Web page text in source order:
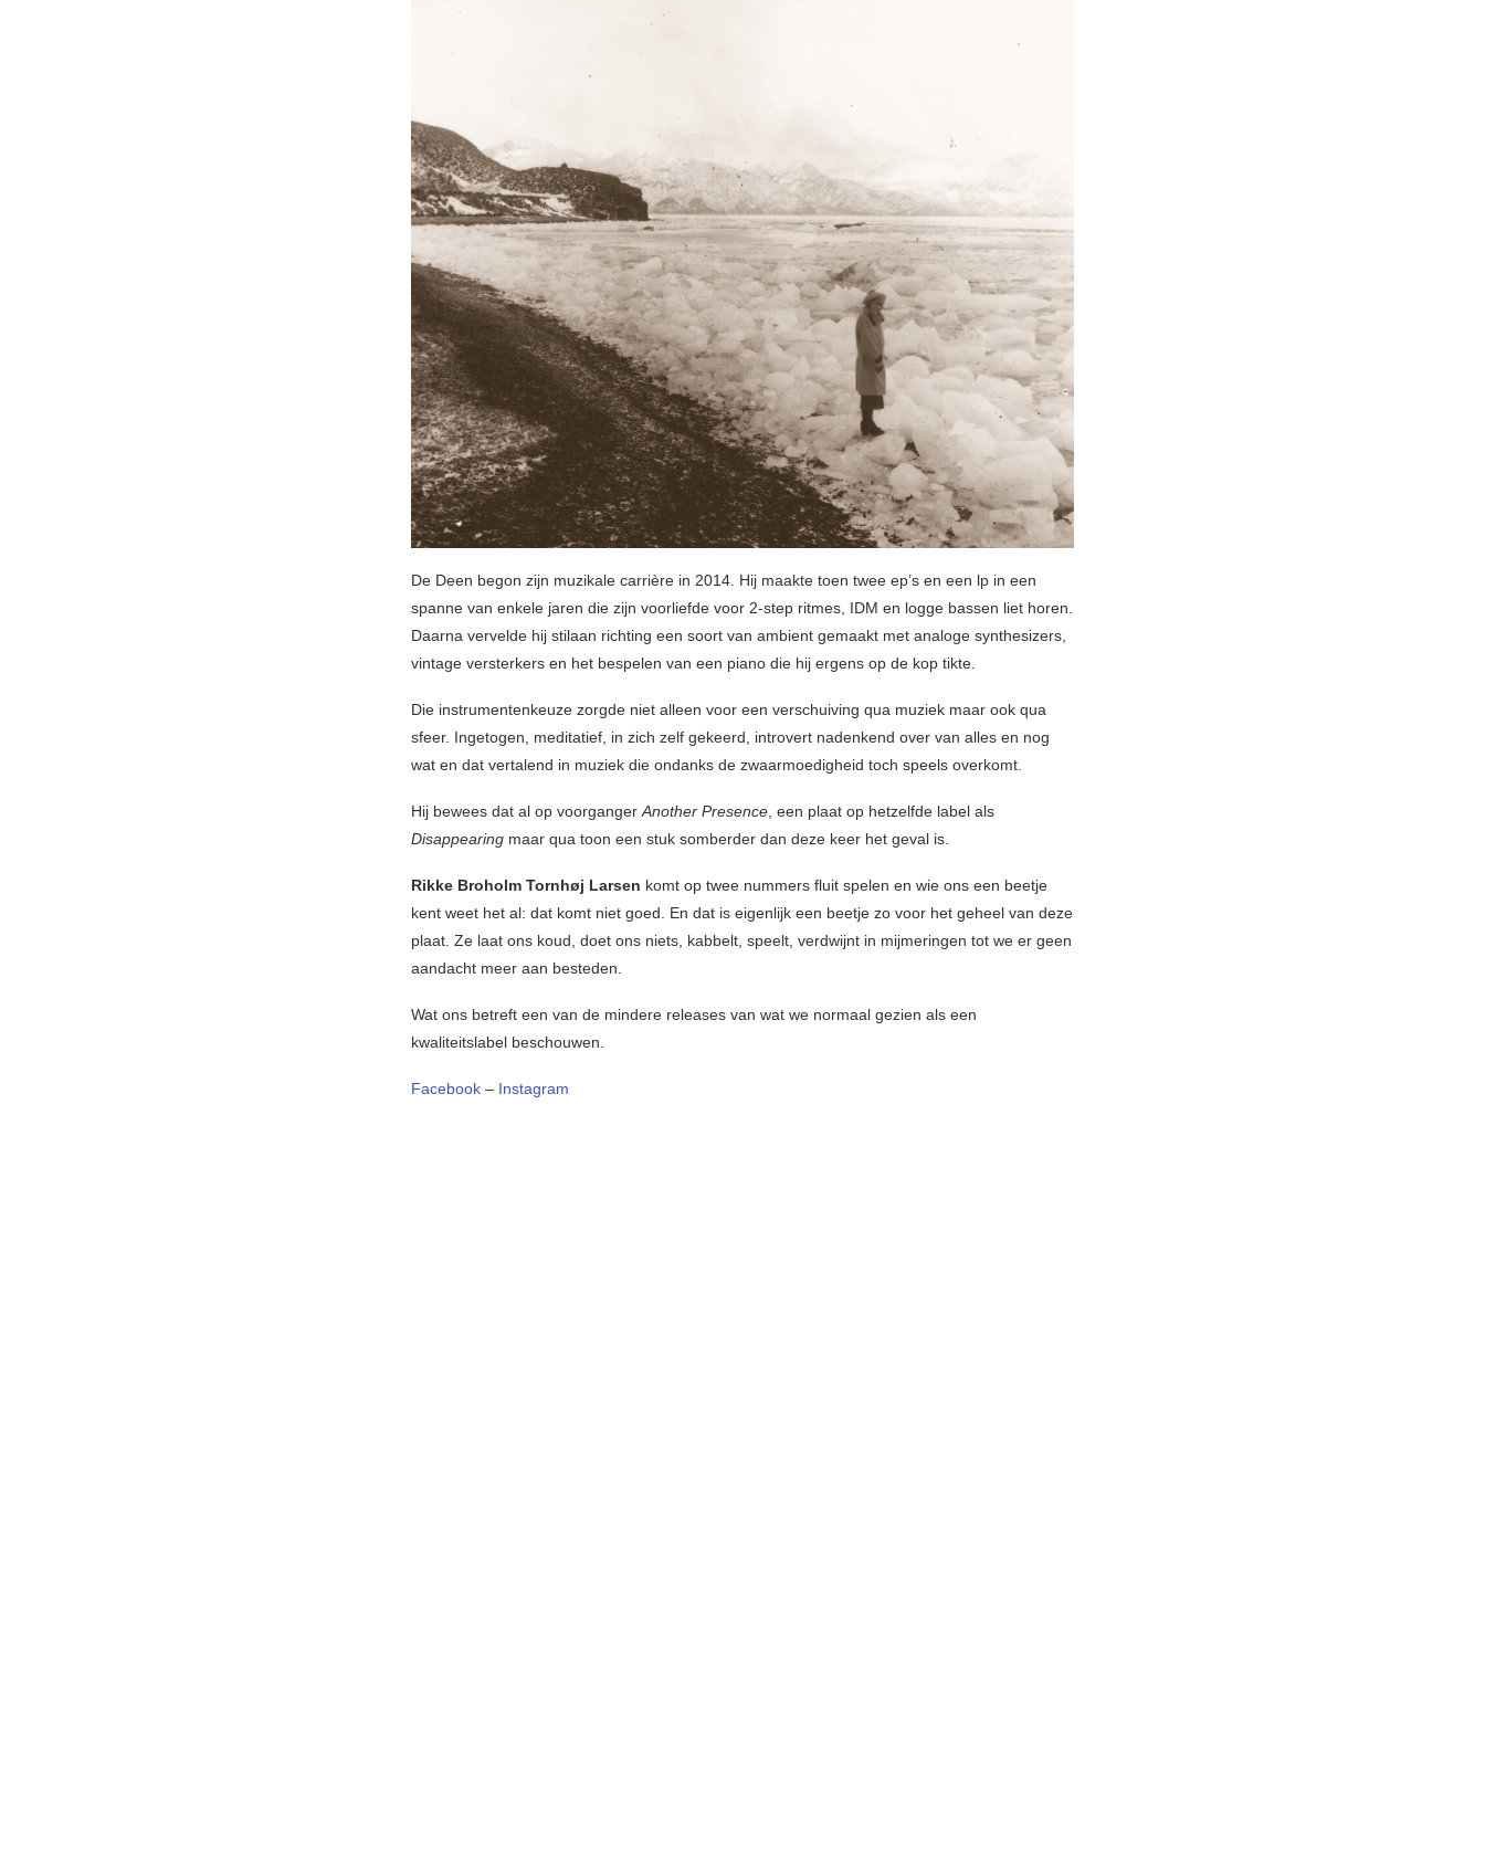
De Deen begon zijn muzikale carrière in 2014. Hij maakte toen twee ep’s en een lp in een
spanne van enkele jaren die zijn voorliefde voor 2-step ritmes, IDM en logge bassen liet horen.
Daarna vervelde hij stilaan richting een soort van ambient gemaakt met analoge synthesizers,
vintage versterkers en het bespelen van een piano die hij ergens op de kop tikte.
Die instrumentenkeuze zorgde niet alleen voor een verschuiving qua muziek maar ook qua
sfeer. Ingetogen, meditatief, in zich zelf gekeerd, introvert nadenkend over van alles en nog
wat en dat vertalend in muziek die ondanks de zwaarmoedigheid toch speels overkomt.
Hij bewees dat al op voorgangerAnother Presence, een plaat op hetzelfde label als
Disappearing maar qua toon een stuk somberder dan deze keer het geval is.
Rikke Broholm Tornhøj Larsen komt op twee nummers fluit spelen en wie ons een beetje
kent weet het al: dat komt niet goed. En dat is eigenlijk een beetje zo voor het geheel van deze
plaat. Ze laat ons koud, doet ons niets, kabbelt, speelt, verdwijnt in mijmeringen tot we er geen
aandacht meer aan besteden.
Wat ons betreft een van de mindere releases van wat we normaal gezien als een
kwaliteitslabel beschouwen.
Facebook – Instagram